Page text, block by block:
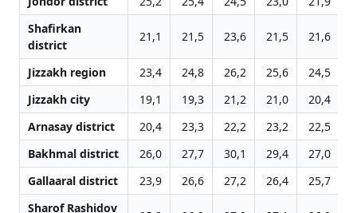
Shafirkan
district
21,1 21,5 23,6 21,5 21,6
Jizzakh region 23,4 24,8 26,2 25,6 24,5
Jizzakh city
19,1 19,3 21,2 21,0 20,4
Arnasay district
20,4 23,3 22,2 23,2 22,5
Bakhmal district
26,0 27,7 30,1 29,4 27,0
Gallaaral district
23,9 26,6 27,2 26,4 25,7
Sharof Rashidov